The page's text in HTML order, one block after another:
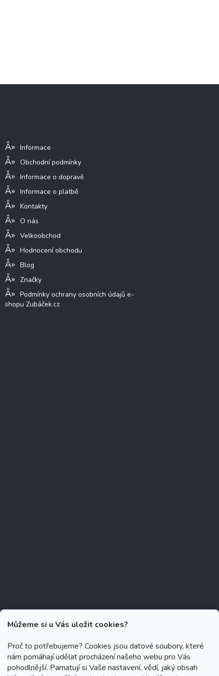
Můžeme si u Vás uložit cookies?
Proč to potřebujeme? Cookies jsou datové soubory, které
nám pomáhají udělat procházení našeho webu pro Vás
pohodlnější. Pamatují si Vaše nastavení, vědí, jaký obsah
Informace
Obchodní podmínky
Informace o dopravě
Informace o platbě
Kontakty
O nás
Velkoobchod
Hodnocení obchodu
Blog
Značky
Podmínky ochrany osobních údajů e-
shopu Zubáček.cz
Copyright 2026 Zubáček.cz . Všechna práva vyhrazena.
Upravit
nastavení cookies